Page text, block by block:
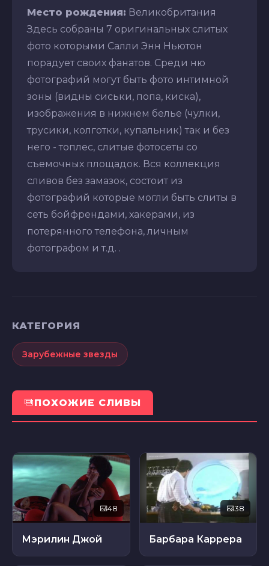
Место рождения: Великобритания
Здесь собраны 7 оригинальных слитых
фото которыми Салли Энн Ньютон
порадует своих фанатов. Среди ню
фотографий могут быть фото интимной
зоны (видны сиськи, попа, киска),
изображения в нижнем белье (чулки,
трусики, колготки, купальник) так и без
него - топлес, слитые фотосеты со
съемочных площадок. Вся коллекция
сливов без замазок, состоит из
фотографий которые могли быть слиты в
сеть бойфрендами, хакерами, из
потерянного телефона, личным
фотографом и т.д. .
КАТЕГОРИЯ
Зарубежные звезды
ПОХОЖИЕ СЛИВЫ
48
Мэрилин Джой
38
Барбара Каррера